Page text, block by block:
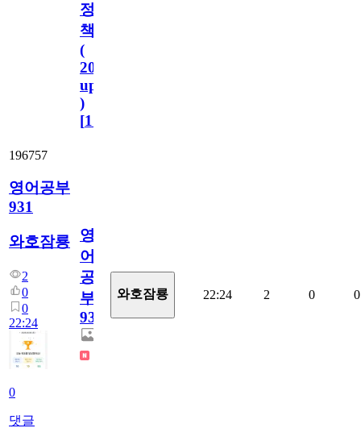
정
책
(
2023.11.1
update
)
[110
196757
영어공부
931
와호잠룡
2
0
0
22:24
0
댓글
영
어
공
부
931
와호잠룡 22:24 2 0 0